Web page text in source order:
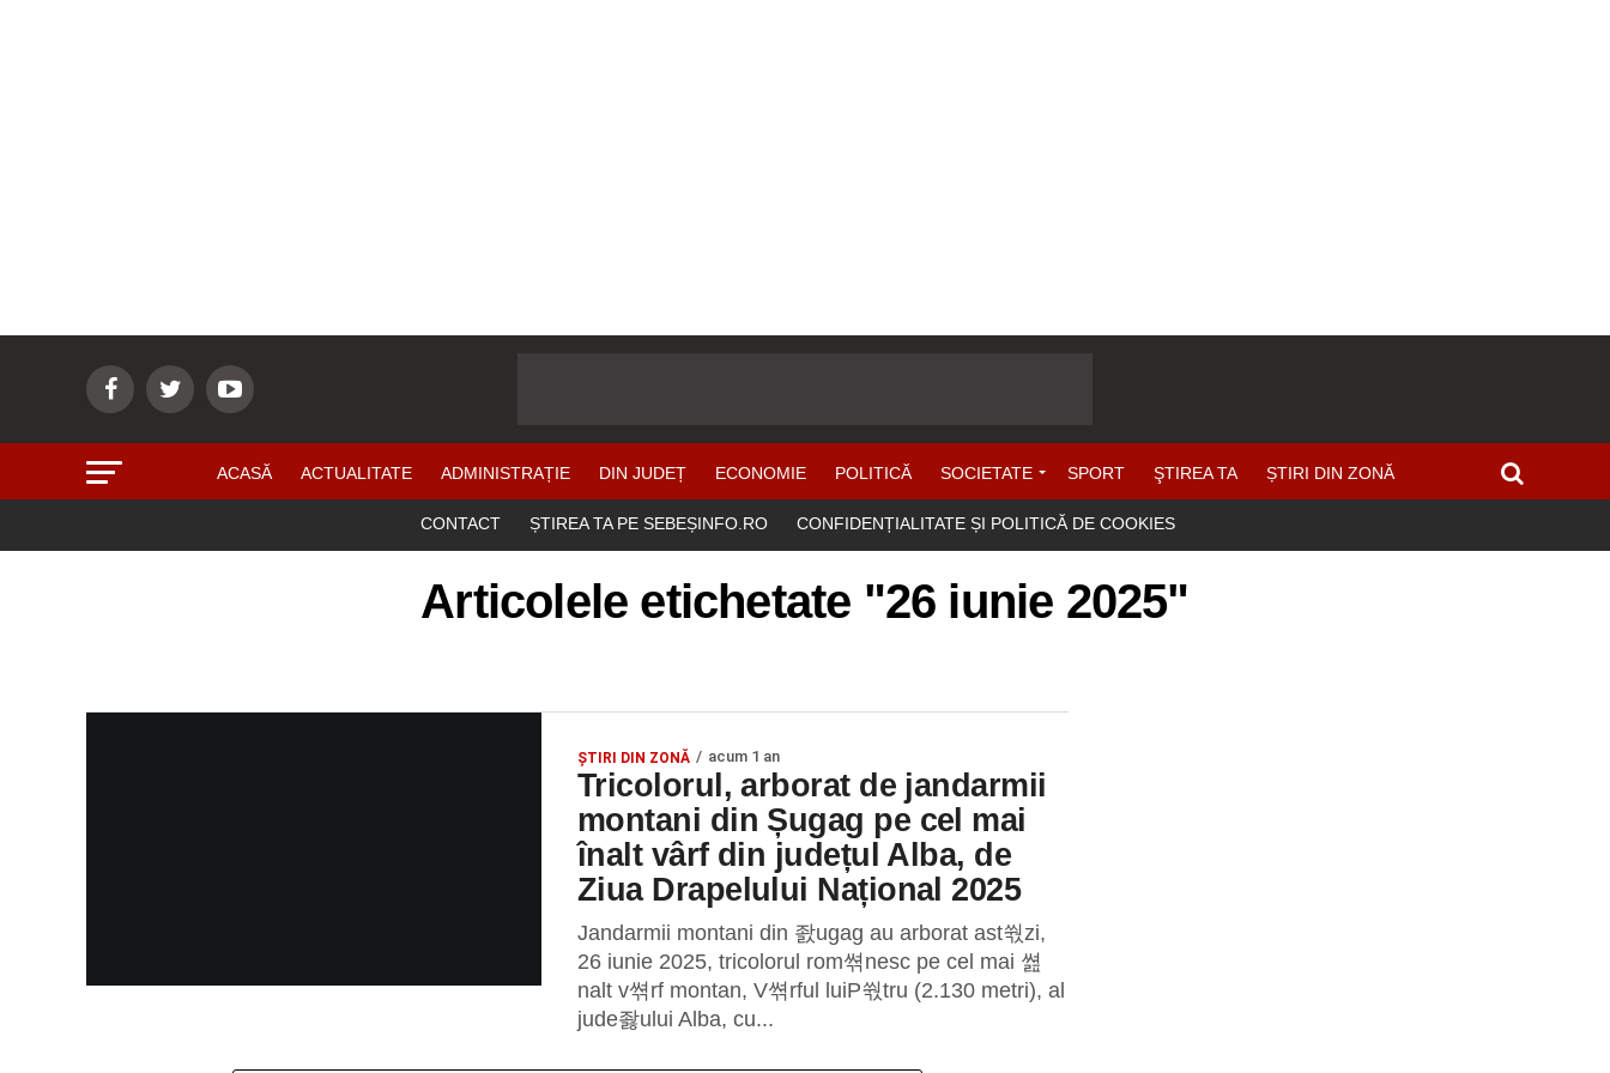
ACASĂ ACTUALITATE ADMINISTRAȚIE DIN JUDEȚ ECONOMIE POLITICĂ SOCIETATE SPORT ŞTIREA TA ȘTIRI DIN ZONĂ
CONTACT ȘTIREA TA PE SEBEȘINFO.RO CONFIDENȚIALITATE ȘI POLITICĂ DE COOKIES
Articolele etichetate "26 iunie 2025"
ȘTIRI DIN ZONĂ acum 1 an
Tricolorul, arborat de jandarmii
montani din Șugag pe cel mai
înalt vârf din județul Alba, de
Ziua Drapelului Național 2025
Jandarmii montani din 좘ugag au arborat ast쒃zi,
26 iunie 2025, tricolorul rom쎢nesc pe cel mai 쎮
nalt v쎢rf montan, V쎢rful luiP쒃tru (2.130 metri), al
jude좛ului Alba, cu...